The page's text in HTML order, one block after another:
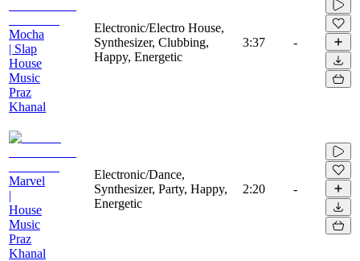
Mocha
| Slap
House
Music
Praz
Khanal
Electronic/Electro House,
Synthesizer, Clubbing,
Happy, Energetic
3:37 -
Marvel
|
House
Music
Praz
Khanal
Electronic/Dance,
Synthesizer, Party, Happy,
Energetic
2:20 -